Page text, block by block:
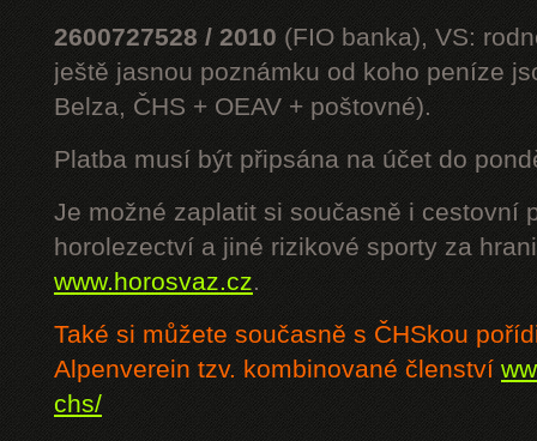
2600727528 / 2010 (FIO banka), VS:
ještě jasnou poznámku od koho peníze
Belza, ČHS + OEAV + poštovné).
Platba musí být připsána na účet do
Je možné zaplatit si současně i cestovní
horolezectví a jiné rizikové sporty za
www.horosvaz.cz.
Také si můžete současně s ČHSkou
Alpenverein tzv. kombinované členství
chs/